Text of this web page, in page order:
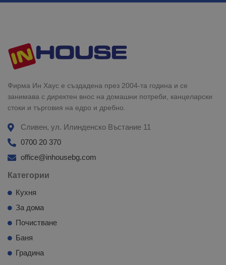
Фирма Ин Хаус е създадена през 2004-та година и се
занимава с директен внос на домашни потреби, канцеларски
стоки и търговия на едро и дребно.
Сливен, ул. Илинденско Въстание 11
0700 20 370
office@inhousebg.com
Категории
Кухня
За дома
Почистване
Баня
Градина